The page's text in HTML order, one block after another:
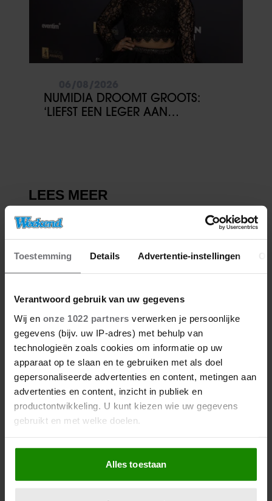
Toestemming Details Advertentie-instellingen
Verantwoord gebruik van uw gegevens
Wij en onze 1022 partners verwerken je persoonlijke
gegevens (bijv. uw IP-adres) met behulp van
technologieën zoals cookies om informatie op uw
apparaat op te slaan en te gebruiken met als doel
gepersonaliseerde advertenties en content, metingen aan
advertenties en content, inzicht in publiek en
productontwikkeling. U kunt kiezen wie uw gegevens
gebruikt en met welke doelen.
Als u het toestaat, willen we ook graag:
Informatie verzamelen over uw geografische
locatie, die tot een paar meter nauwkeurig kan zijn
Alles toestaan
NUMIDIA DROOMT GROOTS:
‘LIEFST EEN LEGER AAN